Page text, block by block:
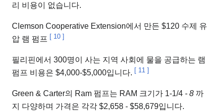
리 비용이 없습니다.
Clemson Cooperative Extension에서 만든 $120 수제 유
압 램 펌프 [ 10 ]
필리핀에서 300명이 사는 지역 사회에 물을 공급하는 램
펌프 비용은 $4,000-$5,000입니다. [ 11 ]
Green & Carter의 Ram 펌프는 RAM 크기가 1-1/4 - 8 까
지 다양하며 가격은 각각 $2,658 - $58,679입니다.